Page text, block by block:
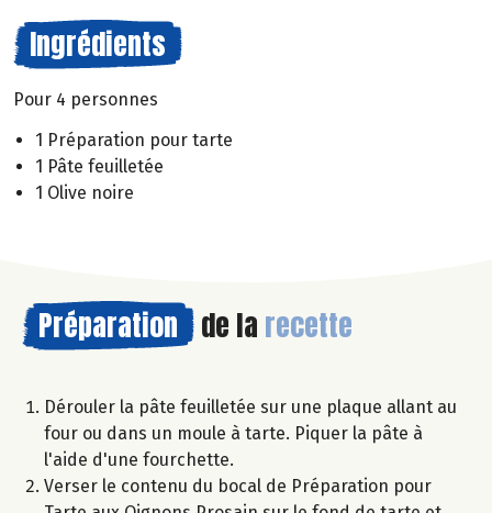
Ingrédients
Pour 4 personnes
1 Préparation pour tarte
1 Pâte feuilletée
1 Olive noire
Préparation de la recette
Dérouler la pâte feuilletée sur une plaque allant au
four ou dans un moule à tarte. Piquer la pâte à
l'aide d'une fourchette.
Verser le contenu du bocal de Préparation pour